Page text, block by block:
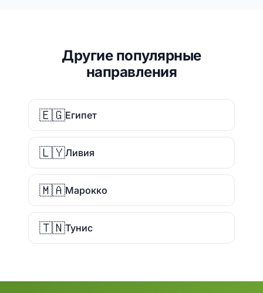
Другие популярные
направления
🇪🇬Египет
🇱🇾Ливия
🇲🇦Марокко
🇹🇳Тунис